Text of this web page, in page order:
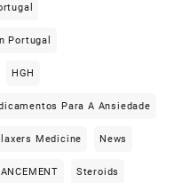
Portugal
HGH
Para A Ansiedade
Medicine News
Steroids